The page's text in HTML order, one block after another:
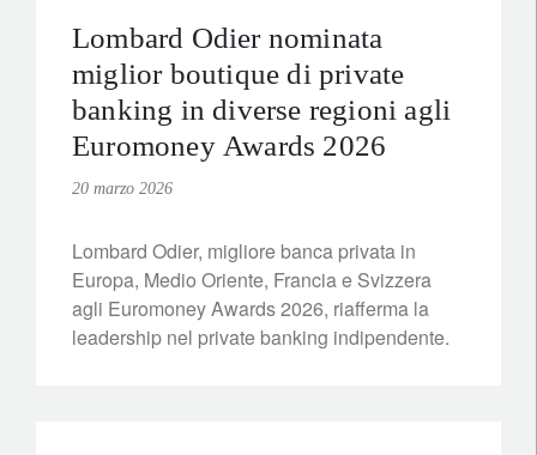
Lombard Odier nominata
miglior boutique di private
banking in diverse regioni agli
Euromoney Awards 2026
20 marzo 2026
Lombard Odier, migliore banca privata in
Europa, Medio Oriente, Francia e Svizzera
agli Euromoney Awards 2026, riafferma la
leadership nel private banking indipendente.